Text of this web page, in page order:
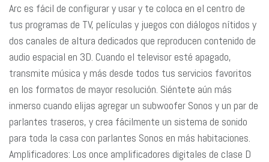
Arc es fácil de configurar y usar y te coloca en el centro de
tus programas de TV, películas y juegos con diálogos nítidos y
dos canales de altura dedicados que reproducen contenido de
audio espacial en 3D. Cuando el televisor esté apagado,
transmite música y más desde todos tus servicios favoritos
en los formatos de mayor resolución. Siéntete aún más
inmerso cuando elijas agregar un subwoofer Sonos y un par de
parlantes traseros, y crea fácilmente un sistema de sonido
para toda la casa con parlantes Sonos en más habitaciones.
Amplificadores: Los once amplificadores digitales de clase D